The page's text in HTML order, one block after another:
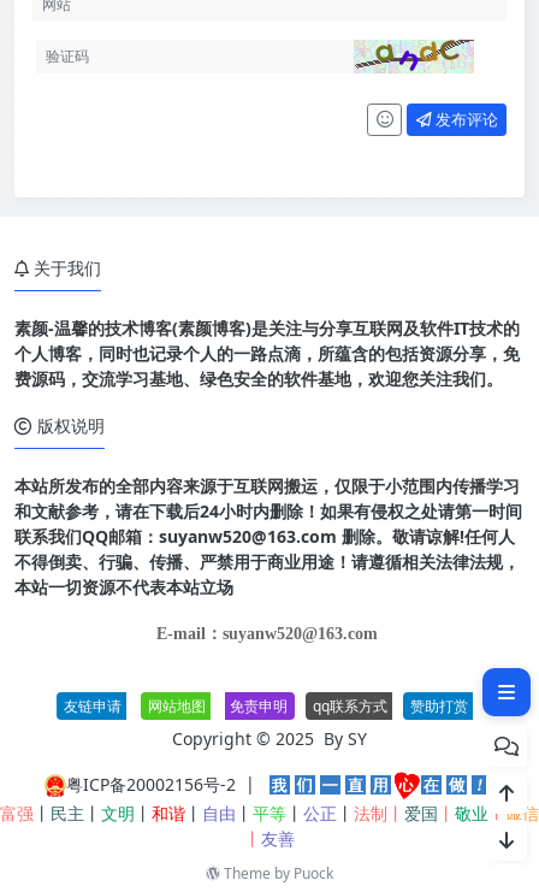
发布评论
关于我们
素颜-温馨的技术博客(素颜博客)是关注与分享互联网及软件IT技术的
个人博客，同时也记录个人的一路点滴，所蕴含的包括资源分享，免
费源码，交流学习基地、绿色安全的软件基地，欢迎您关注我们。
版权说明
本站所发布的全部内容来源于互联网搬运，仅限于小范围内传播学习
和文献参考，请在下载后24小时内删除！如果有侵权之处请第一时间
联系我们QQ邮箱：suyanw520@163.com 删除。敬请谅解!任何人
不得倒卖、行骗、传播、严禁用于商业用途！请遵循相关法律法规，
本站一切资源不代表本站立场
E-mail：suyanw520@163.com
友链申请 网站地图 免责申明 qq联系方式 赞助打赏
Copyright © 2025 By SY
粤ICP备20002156号-2 |
富强 丨 民主 丨 文明 丨 和谐 丨 自由 丨 平等 丨 公正 丨 法制丨 爱国 丨 敬业 丨 诚信
丨 友善
Theme by Puock